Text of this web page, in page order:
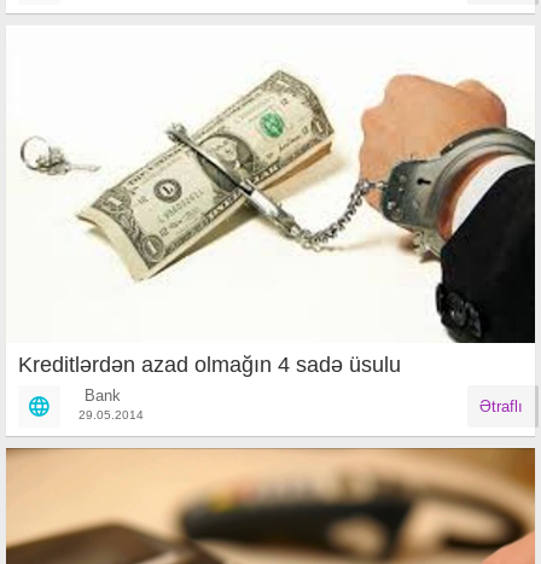
Kreditlərdən azad olmağın 4 sadə üsulu
Bank
29.05.2014 Ətraflı